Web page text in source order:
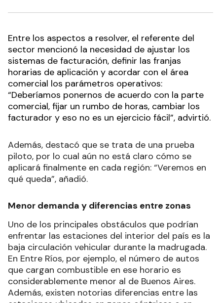
Entre los aspectos a resolver, el referente del
sector mencionó la necesidad de ajustar los
sistemas de facturación, definir las franjas
horarias de aplicación y acordar con el área
comercial los parámetros operativos:
“Deberíamos ponernos de acuerdo con la parte
comercial, fijar un rumbo de horas, cambiar los
facturador y eso no es un ejercicio fácil”, advirtió.
Además, destacó que se trata de una prueba
piloto, por lo cual aún no está claro cómo se
aplicará finalmente en cada región: “Veremos en
qué queda”, añadió.
Menor demanda y diferencias entre zonas
Uno de los principales obstáculos que podrían
enfrentar las estaciones del interior del país es la
baja circulación vehicular durante la madrugada.
En Entre Ríos, por ejemplo, el número de autos
que cargan combustible en ese horario es
considerablemente menor al de Buenos Aires.
Además, existen notorias diferencias entre las